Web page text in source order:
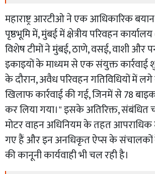
महाराष्ट्र आरटीओ ने एक आधिकारिक
पृष्ठभूमि में, मुंबई में क्षेत्रीय परिवहन
विशेष टीमों ने मुंबई, ठाणे, वसई, वाशी और
इकाइयों के माध्यम से एक संयुक्त कार्रवाई
के दौरान, अवैध परिवहन गतिविधियों में
खिलाफ कार्रवाई की गई, जिनमें से 78
कर लिया गया।" इसके अतिरिक्त,
मोटर वाहन अधिनियम के तहत आपराधिक
गए हैं और इन अनधिकृत ऐप्स के
की कानूनी कार्यवाही भी चल रही है।